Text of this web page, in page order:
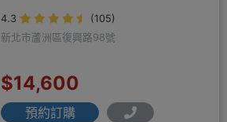
4.3
(105)
新北市蘆洲區復興路98號
$14,600
預約訂購